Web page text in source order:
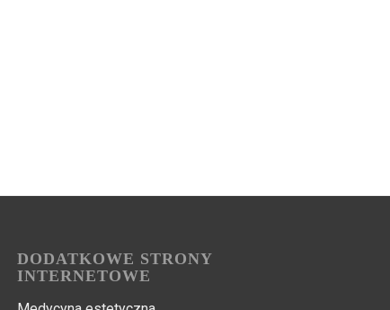
DODATKOWE STRONY
INTERNETOWE